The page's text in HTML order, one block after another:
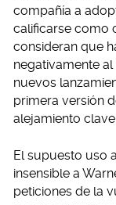
compañía a
calificarse como
consideran que
negativamente
nuevos
primera versión
alejamiento
El supuesto uso
insensible a
peticiones de la